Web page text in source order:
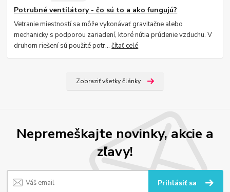
Potrubné ventilátory - čo sú to a ako fungujú?
Vetranie miestností sa môže vykonávať gravitačne alebo
mechanicky s podporou zariadení, ktoré nútia prúdenie vzduchu. V
druhom riešení sú použité potr...čítať celé
Zobraziť všetky články
Nepremeškajte novinky, akcie a
zľavy!
Prihlásiť sa